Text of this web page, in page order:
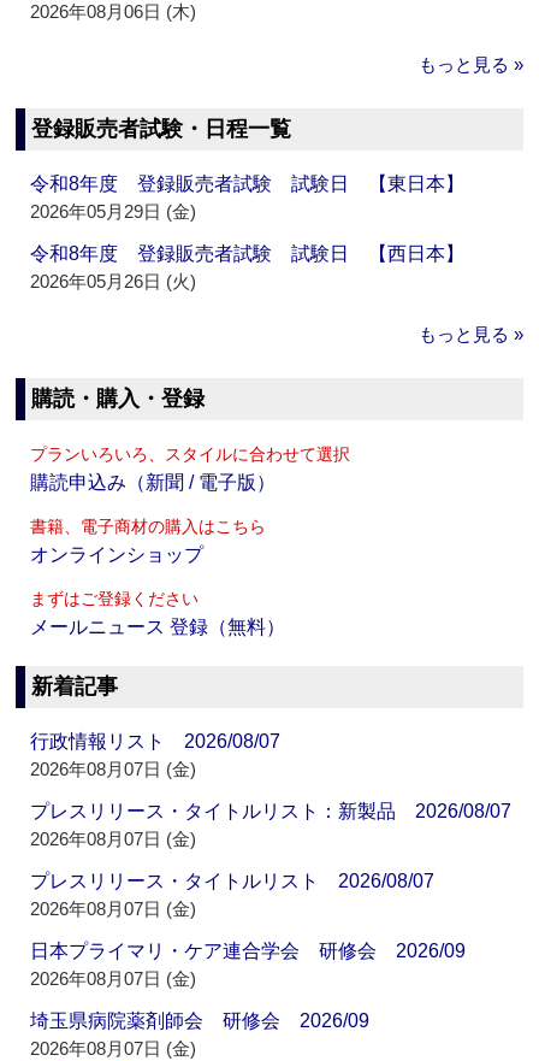
2026年08月06日 (木)
もっと見る »
登録販売者試験・日程一覧
令和8年度 登録販売者試験 試験日 【東日本】
2026年05月29日 (金)
令和8年度 登録販売者試験 試験日 【西日本】
2026年05月26日 (火)
もっと見る »
購読・購入・登録
プランいろいろ、スタイルに合わせて選択
購読申込み（新聞 / 電子版）
書籍、電子商材の購入はこちら
オンラインショップ
まずはご登録ください
メールニュース 登録（無料）
新着記事
行政情報リスト 2026/08/07
2026年08月07日 (金)
プレスリリース・タイトルリスト：新製品 2026/08/07
2026年08月07日 (金)
プレスリリース・タイトルリスト 2026/08/07
2026年08月07日 (金)
日本プライマリ・ケア連合学会 研修会 2026/09
2026年08月07日 (金)
埼玉県病院薬剤師会 研修会 2026/09
2026年08月07日 (金)